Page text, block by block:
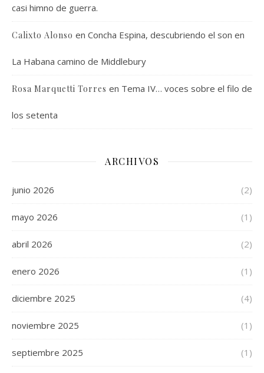
casi himno de guerra.
Calixto Alonso en Concha Espina, descubriendo el son en
La Habana camino de Middlebury
Rosa Marquetti Torres en Tema IV… voces sobre el filo de
los setenta
ARCHIVOS
junio 2026 (2)
mayo 2026 (1)
abril 2026 (2)
enero 2026 (1)
diciembre 2025 (4)
noviembre 2025 (1)
septiembre 2025 (1)